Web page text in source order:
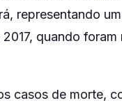
representando
quando foram
casos de morte,